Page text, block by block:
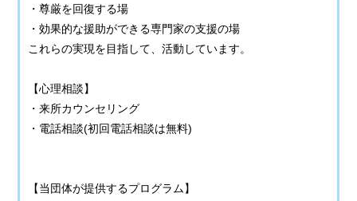
・尊厳を回復する場
・効果的な援助ができる専門家の支援の場
これらの実現を目指して、活動しています。
【心理相談】
・来所カウンセリング
・電話相談(初回電話相談は無料)
【当団体が提供するプログラム】